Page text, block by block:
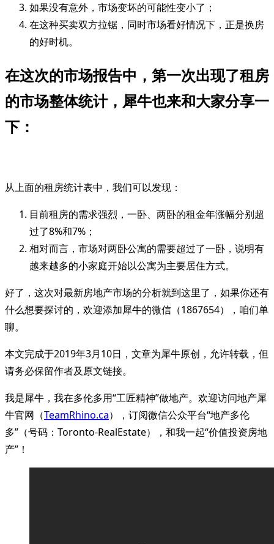
如果没有意外，市场变坏的可能性变小了；
在这种买卖双方拉锯，同时市场看好情况下，正是换房
的好时机。
在这次的市场报告中，第一次出现了租房
的市场整体统计，犀牛也来和大家分享一
下：
从上面的租房统计表中，我们可以发现：
目前租房的需求强烈，一卧、两卧的租金年涨幅分别超
过了8%和7%；
相对而言，市场对两卧公寓的需要超过了一卧，说明有
越来越多的小家庭开始以公寓为主要居住方式。
好了，这次对最新房地产市场的分析就到这里了，如果你还有
什么想要探讨的，欢迎添加犀牛的微信（1867654），咱们单
聊。
本文完成于2019年3月10日，文章为犀牛原创，允许转载，但
请务必保留作者及原文链接。
我是犀牛，我在多伦多用“工匠精神”做地产。欢迎访问地产犀
牛官网（TeamRhino.ca），订阅微信公众平台“地产多伦
多”（号码：Toronto-RealEstate），和我一起“价值投资房地
产”！